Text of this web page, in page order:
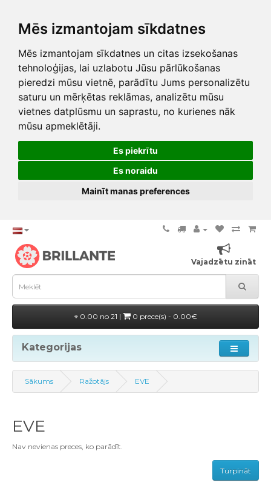
Mēs izmantojam sīkdatnes
Mēs izmantojam sīkdatnes un citas izsekošanas
tehnoloģijas, lai uzlabotu Jūsu pārlūkošanas
pieredzi mūsu vietnē, parādītu Jums personalizētu
saturu un mērķētas reklāmas, analizētu mūsu
vietnes datplūsmu un saprastu, no kurienes nāk
mūsu apmeklētāji.
Es piekrītu
Es noraidu
Mainīt manas preferences
Vajadzētu zināt
0.00 no 21 | 0 prece(s) - 0.00€
Kategorijas
Sākums Ražotājs EVE
EVE
Nav nevienas preces, ko parādīt.
Turpināt